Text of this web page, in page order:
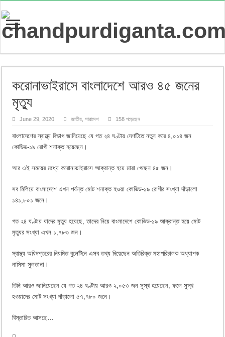
করোনাভাইরাসে বাংলাদেশে আরও ৪৫ জনের
মৃত্যু
June 29, 2020 জাতীয় ,সারাদেশ 158 পড়েছেন
বাংলাদেশের স্বাস্থ্য বিভাগ জানিয়েছে যে গত ২৪ ঘণ্টায় দেশটিতে নতুন করে ৪,০১৪ জন
কোভিড-১৯ রোগী শনাক্ত হয়েছেন।
আর এই সময়ের মধ্যে করোনাভাইরাসে আক্রান্ত হয়ে মারা গেছেন ৪৫ জন।
সব মিলিয়ে বাংলাদেশে এখন পর্যন্ত মোট শনাক্ত হওয়া কোভিড-১৯ রোগীর সংখ্যা দাঁড়ালো
১৪১,৮০১ জনে।
গত ২৪ ঘণ্টায় যাদের মৃত্যু হয়েছে, তাদের নিয়ে বাংলাদেশে কোভিড-১৯ আক্রান্ত হয়ে মোট
মৃত্যুর সংখ্যা এখন ১,৭৮৩ জন।
স্বাস্থ্য অধিদপ্তরের নিয়মিত বুলেটিনে এসব তথ্য দিয়েছেন অতিরিক্ত মহাপরিচালক অধ্যাপক
নাসিমা সুলতানা।
তিনি আরও জানিয়েছেন যে গত ২৪ ঘণ্টায় আরও ২,০৫৩ জন সুস্থ হয়েছেন, ফলে সুস্থ
হওয়াদের মোট সংখ্যা দাঁড়ালো ৫৭,৭৮০ জনে।
বিস্তারিত আসছে…